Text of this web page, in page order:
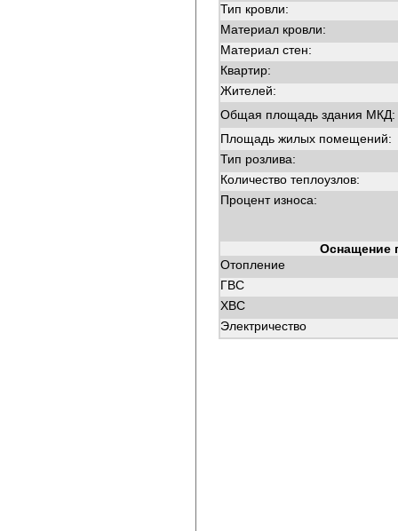
Тип кровли:
Материал кровли:
Материал стен:
Квартир:
Жителей:
Общая площадь здания МКД:
Площадь жилых помещений:
Тип розлива:
Количество теплоузлов:
Процент износа:
Оснащение
Отопление
ГВС
ХВС
Электричество